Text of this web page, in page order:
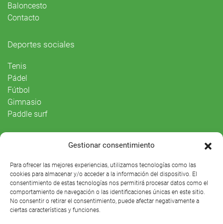
Gestionar consentimiento
Para ofrecer las mejores experiencias, utilizamos tecnologías como las
cookies para almacenar y/o acceder a la información del dispositivo. El
consentimiento de estas tecnologías nos permitirá procesar datos como el
comportamiento de navegación o las identificaciones únicas en este sitio.
No consentir o retirar el consentimiento, puede afectar negativamente a
ciertas características y funciones.
Baloncesto
Contacto
Deportes sociales
Tenis
Pádel
Fútbol
Gimnasio
Paddle surf
Agenda